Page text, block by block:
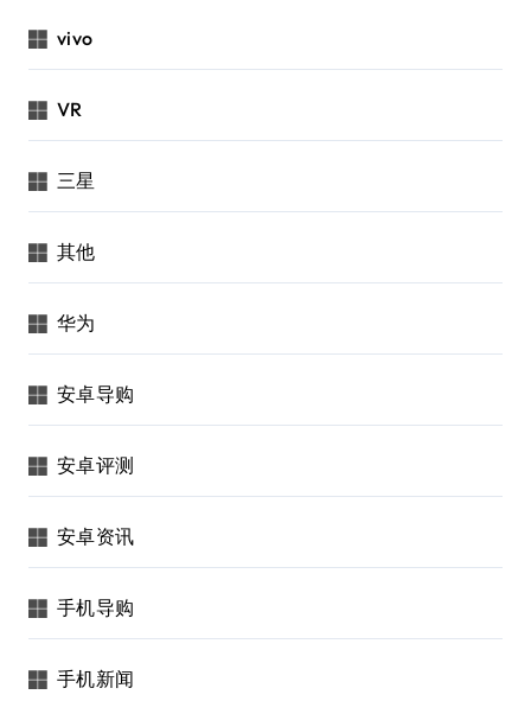
vivo
VR
三星
其他
华为
安卓导购
安卓评测
安卓资讯
手机导购
手机新闻